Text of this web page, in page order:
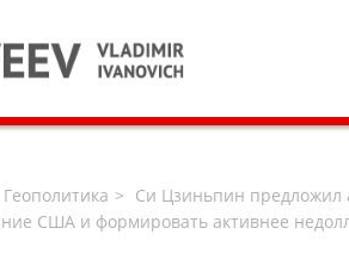
Геополитика
Си Цзиньпин предложил
США и формировать активнее